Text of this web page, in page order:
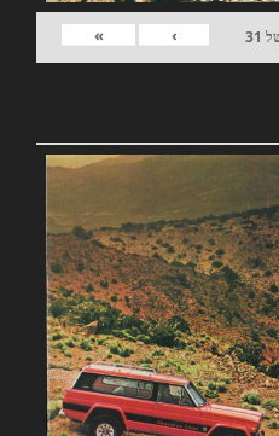
31
›
»